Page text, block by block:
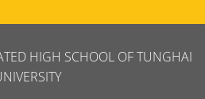
HIGH SCHOOL OF TUNGHAI